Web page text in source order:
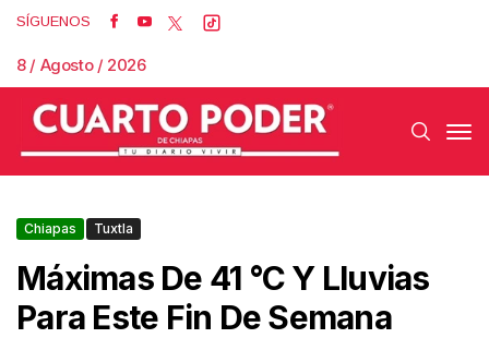
SÍGUENOS
8 / Agosto / 2026
Chiapas Tuxtla
Máximas De 41 °C Y Lluvias
Para Este Fin De Semana